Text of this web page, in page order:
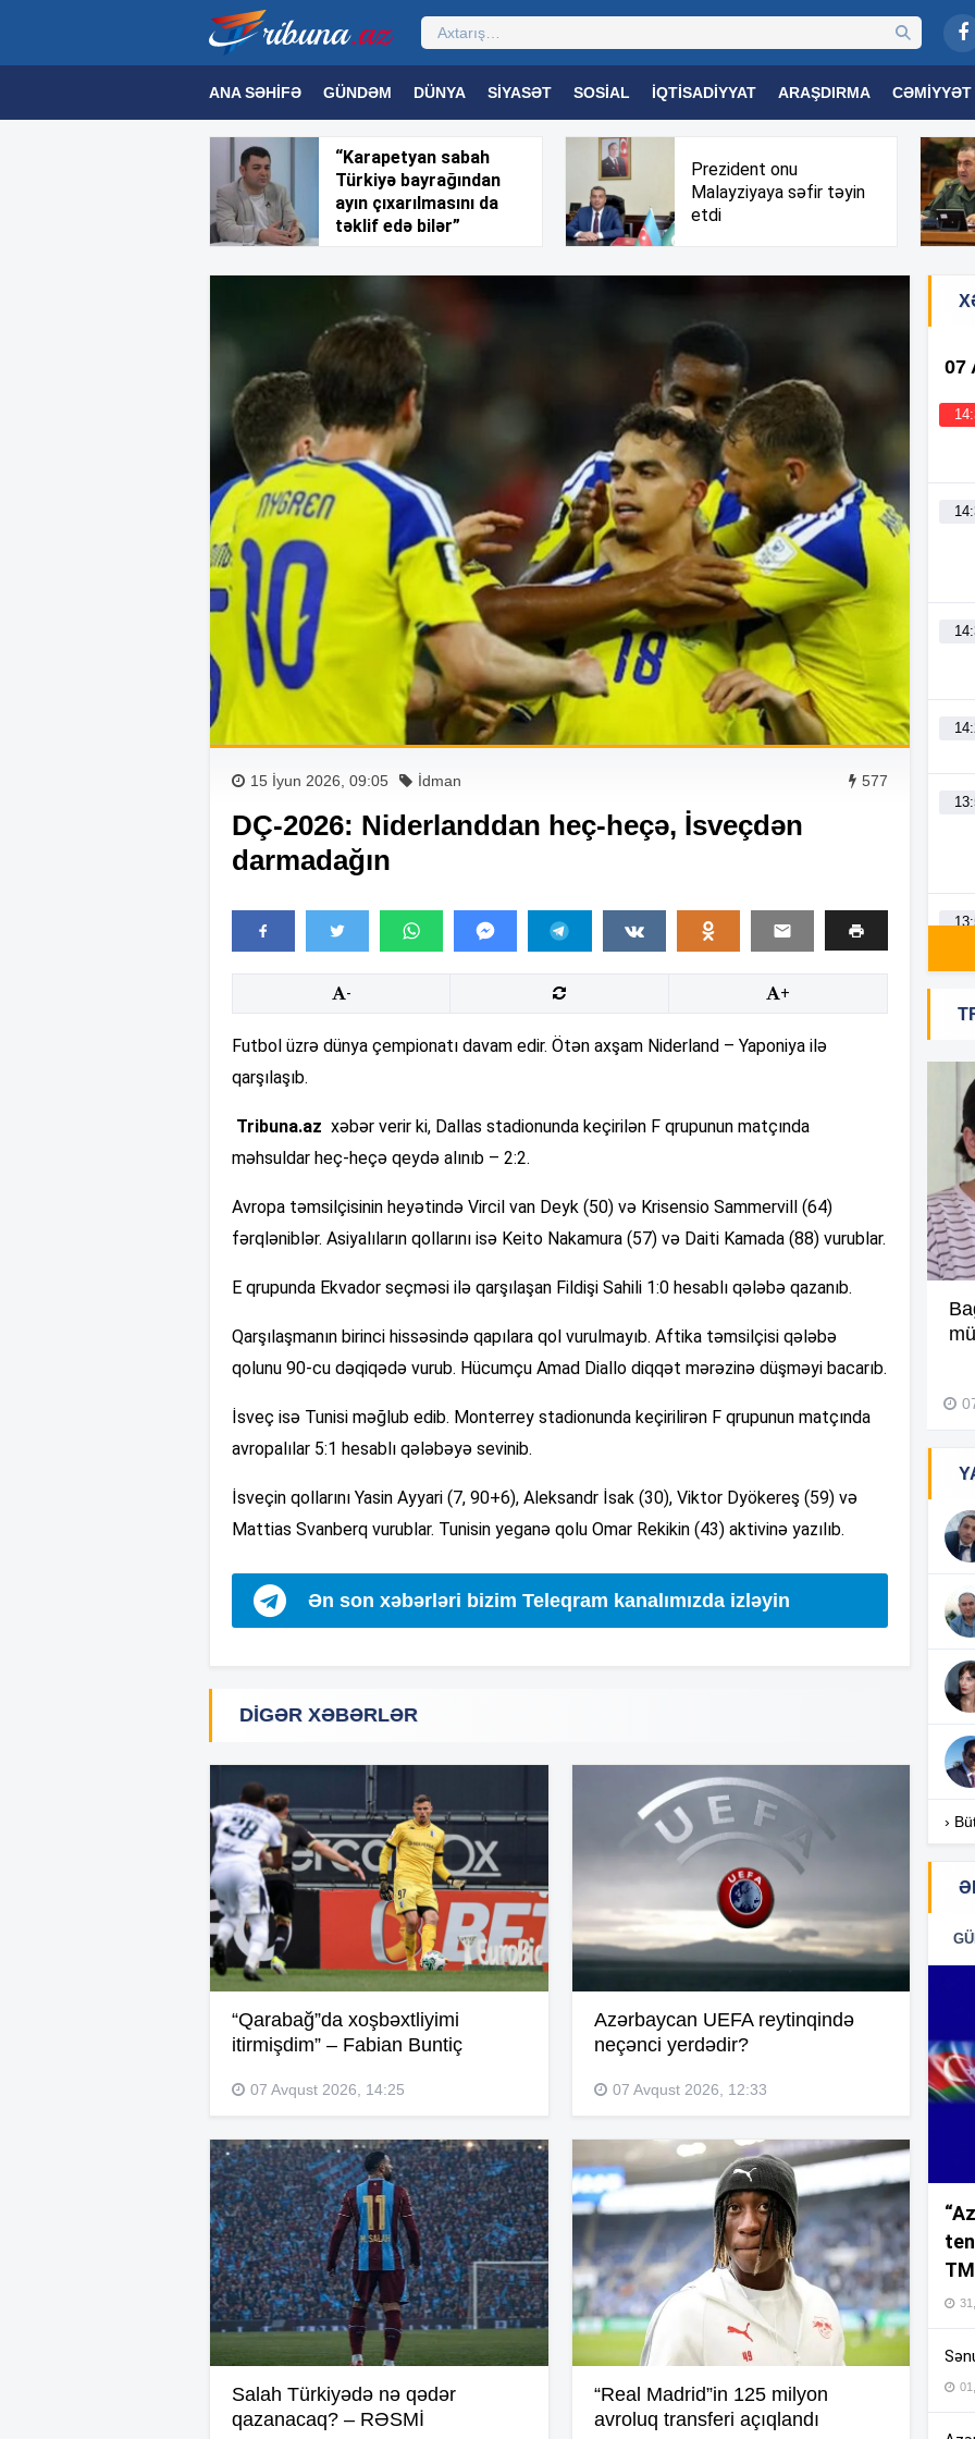
ANA SƏHIFƏ GÜNDƏM DÜNYA SIYASƏT SOSIAL İQTISADIYYAT ARAŞDIRMA CƏMIYYƏT
MƏDƏNIYYƏT MAQAZIN TEXNOLOGIYA TƏHSIL TRIBUNA TV
“Karapetyan sabah
Türkiyə bayrağından
ayın çıxarılmasını da
təklif edə bilər”
Prezident onu
Malayziyaya səfir təyin
etdi
15 İyun 2026, 09:05 İdman 577
DÇ-2026: Niderlanddan heç-heçə, İsveçdən
darmadağın
- +
Futbol üzrə dünya çempionatı davam edir. Ötən axşam Niderland – Yaponiya ilə
qarşılaşıb.
Tribuna.az xəbər verir ki, Dallas stadionunda keçirilən F qrupunun matçında
məhsuldar heç-heçə qeydə alınıb – 2:2.
Avropa təmsilçisinin heyətində Vircil van Deyk (50) və Krisensio Sammervill (64)
fərqləniblər. Asiyalıların qollarını isə Keito Nakamura (57) və Daiti Kamada (88) vurublar.
E qrupunda Ekvador seçməsi ilə qarşılaşan Fildişi Sahili 1:0 hesablı qələbə qazanıb.
Qarşılaşmanın birinci hissəsində qapılara qol vurulmayıb. Aftika təmsilçisi qələbə
qolunu 90-cu dəqiqədə vurub. Hücumçu Amad Diallo diqqət mərəzinə düşməyi bacarıb.
İsveç isə Tunisi məğlub edib. Monterrey stadionunda keçirilirən F qrupunun matçında
avropalılar 5:1 hesablı qələbəyə sevinib.
İsveçin qollarını Yasin Ayyari (7, 90+6), Aleksandr İsak (30), Viktor Dyökereş (59) və
Mattias Svanberq vurublar. Tunisin yeganə qolu Omar Rekikin (43) aktivinə yazılıb.
Ən son xəbərləri bizim Teleqram kanalımızda izləyin
DIGƏR XƏBƏRLƏR
“Qarabağ”da xoşbəxtliyimi
itirmişdim” – Fabian Buntiç
07 Avqust 2026, 14:25
Azərbaycan UEFA reytinqində
neçənci yerdədir?
07 Avqust 2026, 12:33
Salah Türkiyədə nə qədər
qazanacaq? – RƏSMİ
“Real Madrid”in 125 milyon
avroluq transferi açıqlandı
07
səfər etmişəm” –Video
01 Avqust 2026, 12:52
›